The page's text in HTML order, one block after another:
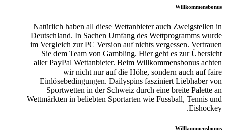
Willkommensbonus
Natürlich haben all diese Wettanbieter auch Zweigstellen in
Deutschland. In Sachen Umfang des Wettprogramms wurde
im Vergleich zur PC Version auf nichts vergessen. Vertrauen
Sie dem Team von Gambling. Hier geht es zur Übersicht
aller PayPal Wettanbieter. Beim Willkommensbonus achten
wir nicht nur auf die Höhe, sondern auch auf faire
Einlösebedingungen. Dailyspins fasziniert Liebhaber von
Sportwetten in der Schweiz durch eine breite Palette an
Wettmärkten in beliebten Sportarten wie Fussball, Tennis und
Eishockey.
Willkommensbonus